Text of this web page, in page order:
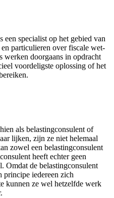
een specialist op het gebied van
particulieren over fiscale wet-
werken doorgaans in opdracht
voordeligste oplossing of het
als belastingconsulent of
lijken, zijn ze niet helemaal
zowel een belastingconsulent
heeft echter geen
Omdat de belastingconsulent
principe iedereen zich
kunnen ze wel hetzelfde werk